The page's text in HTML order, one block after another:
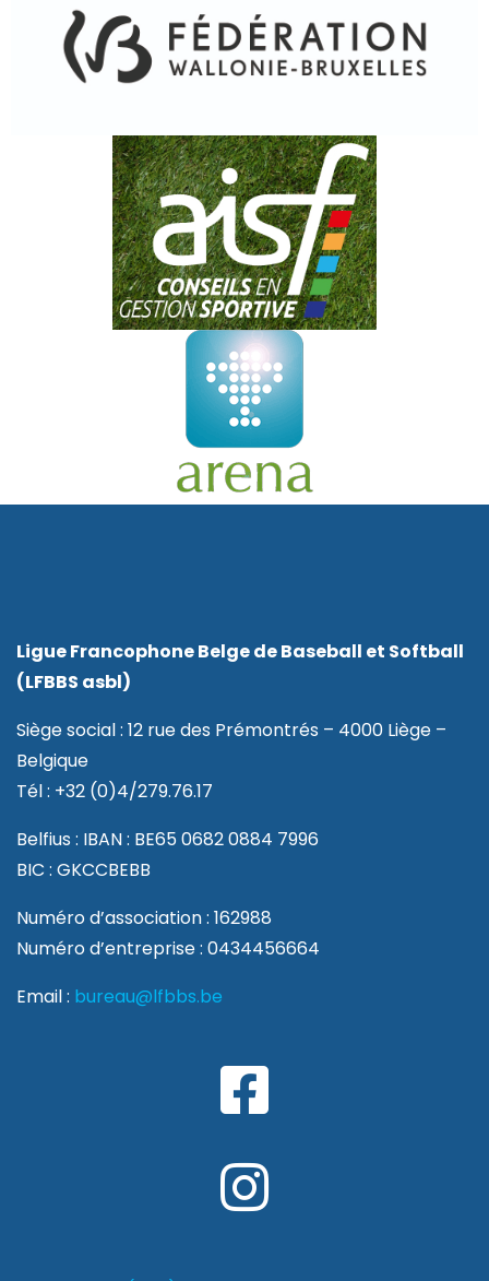
Ligue Francophone Belge de Baseball et Softball
(LFBBS asbl)
Siège social : 12 rue des Prémontrés – 4000 Liège –
Belgique
Tél : +32 (0)4/279.76.17
Belfius : IBAN : BE65 0682 0884 7996
BIC : GKCCBEBB
Numéro d’association : 162988
Numéro d’entreprise : 0434456664
Email : bureau@lfbbs.be